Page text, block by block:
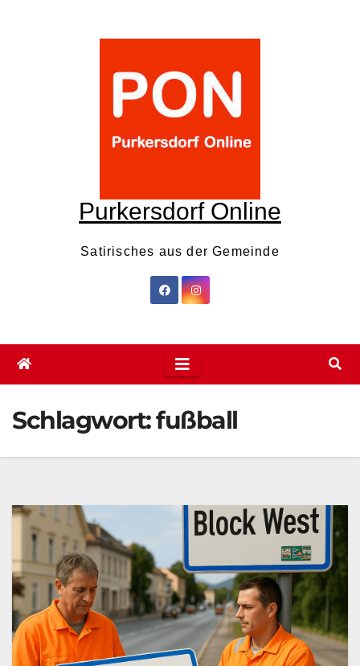
Purkersdorf Online
Satirisches aus der Gemeinde
Schlagwort:fußball